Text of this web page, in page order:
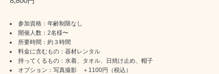
参加資格：年齢制限なし
開催人数：2名様〜
所要時間：約３時間
料金に含むもの：器材レンタル
持ってくるもの：水着、タオル、日焼け止め、帽子
オプション：写真撮影 ＋1100円（税込）